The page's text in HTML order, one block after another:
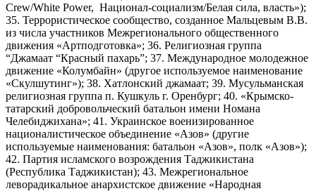
Crew/White Power, Национал-социализм/Белая сила, власть»);
35. Террористическое сообщество, созданное Мальцевым В.В.
из числа участников Межрегионального общественного
движения «Артподготовка»; 36. Религиозная группа
“Джамаат “Красный пахарь”; 37. Международное молодежное
движение «Колумбайн» (другое используемое наименование
«Скулшутинг»); 38. Хатлонский джамаат; 39. Мусульманская
религиозная группа п. Кушкуль г. Оренбург; 40. «Крымско-
татарский добровольческий батальон имени Номана
Челебиджихана»; 41. Украинское военизированное
националистическое объединение «Азов» (другие
используемые наименования: батальон «Азов», полк «Азов»);
42. Партия исламского возрождения Таджикистана
(Республика Таджикистан); 43. Межрегиональное
леворадикальное анархистское движение «Народная